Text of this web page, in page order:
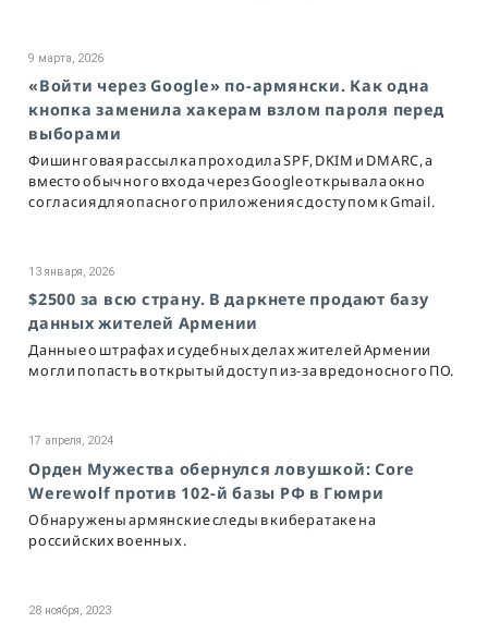
9 марта, 2026
«Войти через Google» по-армянски. Как одна
кнопка заменила хакерам взлом пароля перед
выборами
Фишинговая рассылка проходила SPF, DKIM и DMARC, а
вместо обычного входа через Google открывала окно
согласия для опасного приложения с доступом к Gmail.
13 января, 2026
$2500 за всю страну. В даркнете продают базу
данных жителей Армении
Данные о штрафах и судебных делах жителей Армении
могли попасть в открытый доступ из-за вредоносного ПО.
17 апреля, 2024
Орден Мужества обернулся ловушкой: Core
Werewolf против 102-й базы РФ в Гюмри
Обнаружены армянские следы в кибератаке на
российских военных.
28 ноября, 2023